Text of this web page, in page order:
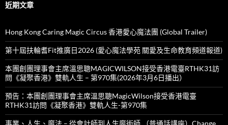
近期文章
Hong Kong Caring Magic Circus 香港愛心魔法團 (Global Trailer)
第十屆扶輪耆Fit推廣日2026 (愛心魔法學苑 關愛及生命教育頻道報道)
本團創團理事會主席溫思聰MAGICWILSON接受香港電臺RTHK31訪
問《凝聚香港》雙軌人生 – 第970集(2026年3月6日播出）
預告：本團創團理事會主席溫思聰MagicWilson接受香港電臺
RTHK31訪問《凝聚香港》雙軌人生-第970集